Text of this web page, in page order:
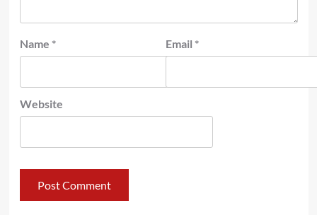
Name * Email *
Website